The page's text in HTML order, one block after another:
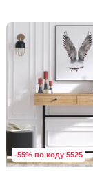
-55% по коду 5525